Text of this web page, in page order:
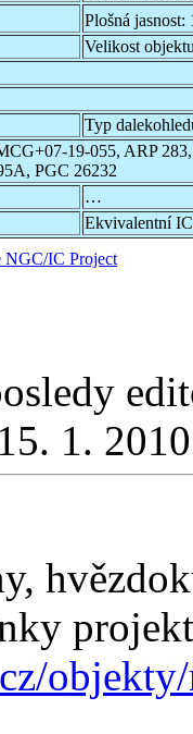
Plošná jasnost:
Velikost
Typ
19-055, ARP
PGC 26232
…
Ekvivalentní
NGC/IC Project
1.